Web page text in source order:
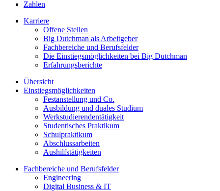
Zahlen
Karriere
Offene Stellen
Big Dutchman als Arbeitgeber
Fachbereiche und Berufsfelder
Die Einstiegsmöglichkeiten bei Big Dutchman
Erfahrungsberichte
Übersicht
Einstiegsmöglichkeiten
Festanstellung und Co.
Ausbildung und duales Studium
Werkstudierendentätigkeit
Studentisches Praktikum
Schulpraktikum
Abschlussarbeiten
Aushilfstätigkeiten
Fachbereiche und Berufsfelder
Engineering
Digital Business & IT